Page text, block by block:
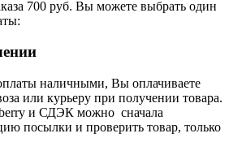
700 руб. Вы можете выбрать один
наличными, Вы оплачиваете
или курьеру при получении товара.
и СДЭК можно сначала
посылки и проверить товар, только